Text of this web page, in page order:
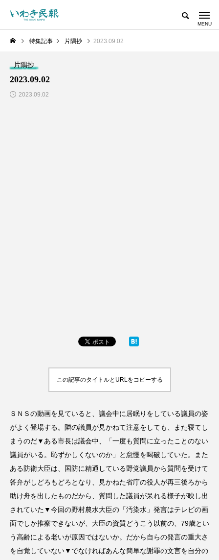
特集記事 片隅抄 2023.09.02
片隅抄
2023.09.02
2023.09.02
この記事のタイトルとURLをコピーする
ＳＮＳの動画を見ていると、議会中に居眠りをしている議員の姿
がよく登場する。隣の議員が見かねて注意をしても、また寝てし
まうのだ▼ある市長は議会中、「一度も質問に立ったことのない
議員がいる。恥ずかしくないのか」と怠慢を喝破していた。また
ある防衛大臣は、国防に精通している野党議員から質問を受けて
答弁がしどろもどろとなり、見かねた省庁の役人が再三後ろから
助け舟を出したものだから、質問した議員が呆れる様子が映し出
されていた▼今回の野村農水大臣の「汚染水」発言はテレビの画
面でしか推察できないが、大臣の資質どうこう以前の、79歳とい
う高齢による老いが原因ではないか。だから自らの発言の重大さ
を自覚していない▼でなければあんな簡単な謝罪の文言を自分の